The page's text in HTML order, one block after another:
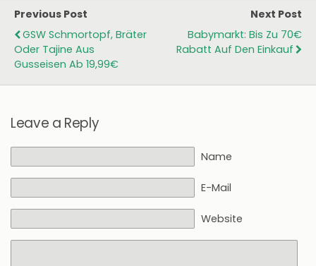
Previous Post
GSW Schmortopf, Bräter
Oder Tajine Aus
Gusseisen Ab 19,99€
Next Post
Babymarkt: Bis Zu 70€
Rabatt Auf Den Einkauf
Leave a Reply
Name
E-Mail
Website